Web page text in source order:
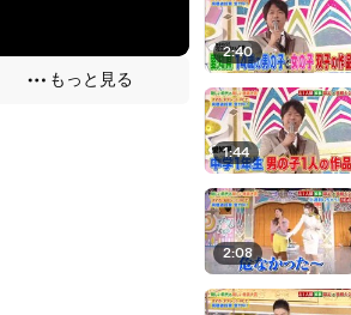
もっと見る
2:40
1:44
2:08